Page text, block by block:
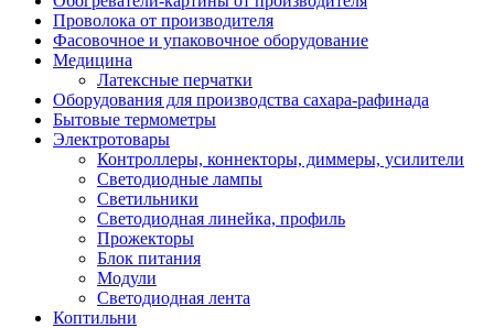
Проволока от производителя
Фасовочное и упаковочное оборудование
Медицина
Латексные перчатки
Оборудования для производства сахара-рафинада
Бытовые термометры
Электротовары
Контроллеры, коннекторы, диммеры, усилители
Светодиодные лампы
Светильники
Светодиодная линейка, профиль
Прожекторы
Блок питания
Модули
Светодиодная лента
Коптильни